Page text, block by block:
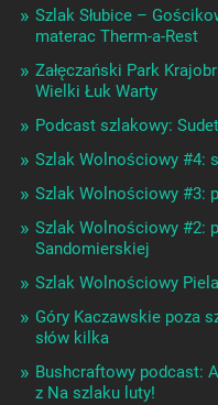
Szlak Słubice –
materac Therm-a-Rest
Załęczański Park
Wielki Łuk Warty
Podcast szlakowy:
Szlak Wolnościowy #4:
Szlak Wolnościowy #3:
Szlak Wolnościowy #2:
Sandomierskiej
Szlak Wolnościowy
Góry Kaczawskie poza
słów kilka
Bushcraftowy podcast:
z Na szlaku luty!